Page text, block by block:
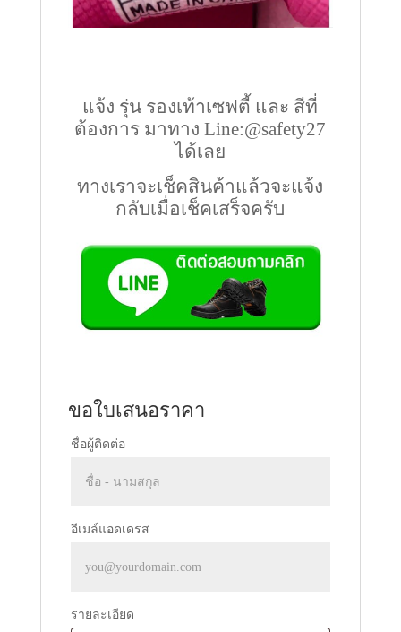
แจ้ง รุ่น รองเท้าเซฟตี้ และ สีที่
ต้องการ มาทาง Line:@safety27
ได้เลย
ทางเราจะเช็คสินค้าแล้วจะแจ้ง
กลับเมื่อเช็คเสร็จครับ
ขอใบเสนอราคา
ชื่อผู้ติดต่อ
อีเมล์แอดเดรส
รายละเอียด